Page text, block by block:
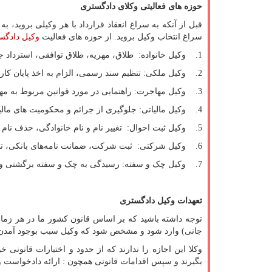
حوزه های فعالیتی وکلای دادگستری
قبل از آنکه به سراغ انعقاد قرارداد با هر وکیلی
سراغ انتخاب وکیل بروید. از حوزه های فعالیت وکیل
1. وکیل خانواده: طلاق، مهریه، طلاق توافقی، استرداد جهیزیه، نفقه، حضانت کودکان، انحصار وراثت و ...
2. وکیل ملکی: تنظیم سند رسمی، الزام به اخذ پایان کار، وقف، سرقفلی، قرارداد اجاره و ...
3. وکیل مهاجرت: راهنمایی در مورد قوانین مربوط به مهاجرت و شرایط آن
4. وکیل مالیاتی: جلوگیری از جرائم و محکومیت های مالیاتی و...
5. وکیل ثبت احوال: تغییر نام و نام خانوادگی، حذف نام همسر از شناسنامه پس از طلاق، اخذ گواهی فوت و ...
6. وکیل شرکتی: ثبت شرکت، ضمانت نامه‌های بانکی، تشکیل پرونده مالیاتی و ...
7. وکیل چک و سفته: رسیدگی به چک و سفته برگشتی و.......
تعهدات وکیل دادگستری
توجه داشته باشید که بر اساس قانون کشور ما در هر
جانی) وارد شود و مشخص شود که وکیل سبب بوجود
وکلا این اجازه را ندارند که از حدود و اختیارات
بگیرند و سپس اقدامات قانونی همچون : ارائه دادخواست